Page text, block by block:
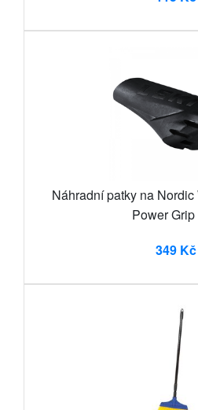
Náhradní patky na
Power
349 Kč